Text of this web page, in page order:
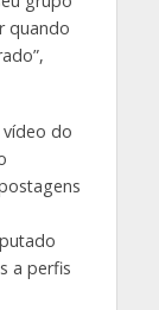
quando
do
a perfis